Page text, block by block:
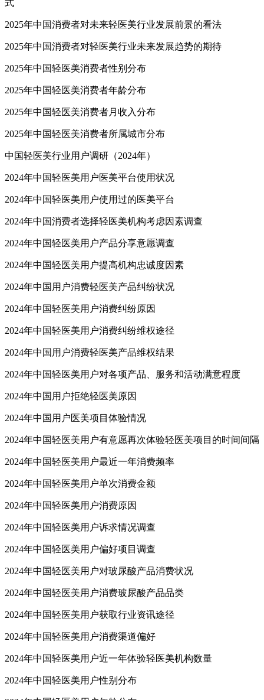
式
2025年中国消费者对未来轻医美行业发展前景的看法
2025年中国消费者对轻医美行业未来发展趋势的期待
2025年中国轻医美消费者性别分布
2025年中国轻医美消费者年龄分布
2025年中国轻医美消费者月收入分布
2025年中国轻医美消费者所属城市分布
中国轻医美行业用户调研（2024年）
2024年中国轻医美用户医美平台使用状况
2024年中国轻医美用户使用过的医美平台
2024年中国消费者选择轻医美机构考虑因素调查
2024年中国轻医美用户产品分享意愿调查
2024年中国轻医美用户提高机构忠诚度因素
2024年中国用户消费轻医美产品纠纷状况
2024年中国轻医美用户消费纠纷原因
2024年中国轻医美用户消费纠纷维权途径
2024年中国用户消费轻医美产品维权结果
2024年中国轻医美用户对各项产品、服务和活动满意程度
2024年中国用户拒绝轻医美原因
2024年中国用户医美项目体验情况
2024年中国轻医美用户有意愿再次体验轻医美项目的时间间隔
2024年中国轻医美用户最近一年消费频率
2024年中国轻医美用户单次消费金额
2024年中国轻医美用户消费原因
2024年中国轻医美用户诉求情况调查
2024年中国轻医美用户偏好项目调查
2024年中国轻医美用户对玻尿酸产品消费状况
2024年中国轻医美用户消费玻尿酸产品品类
2024年中国轻医美用户获取行业资讯途径
2024年中国轻医美用户消费渠道偏好
2024年中国轻医美用户近一年体验轻医美机构数量
2024年中国轻医美用户性别分布